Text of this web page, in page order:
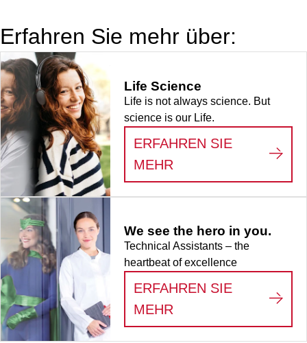
Erfahren Sie mehr über:
Life Science
Life is not always science. But
science is our Life.
ERFAHREN SIE
MEHR
We see the hero in you.
Technical Assistants – the
heartbeat of excellence
ERFAHREN SIE
MEHR
WE SEE THE